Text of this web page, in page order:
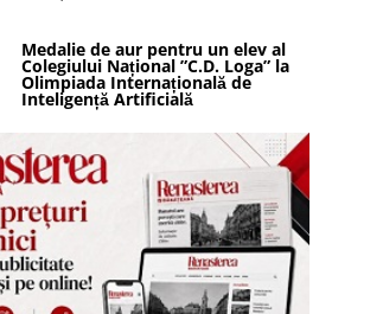
Medalie de aur pentru un elev al
Colegiului Național ”C.D. Loga” la
Olimpiada Internațională de
Inteligență Artificială